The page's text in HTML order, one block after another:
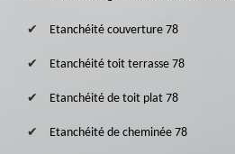
Etanchéité couverture 78
Etanchéité toit terrasse 78
Etanchéité de toit plat 78
Etanchéité de cheminée 78